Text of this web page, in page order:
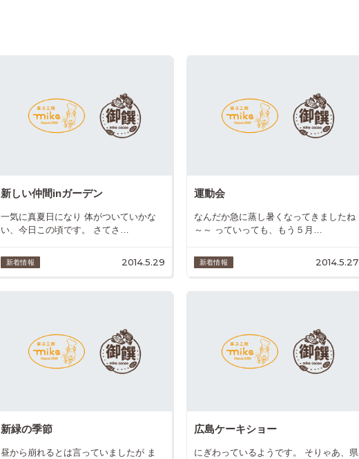
新しい仲間inガーデン
一気に真夏日になり 体がついていかな
い、今日この頃です。 さてさ…
新着情報 2014.5.29
運動会
なんだか急に蒸し暑くなってきましたね
～～ っていっても、もう５月…
新着情報 2014.5.27
新緑の季節
昼から崩れるとは言っていましたが ま
広島ケーキショー
にぎわっているようです。 そりゃあ、県